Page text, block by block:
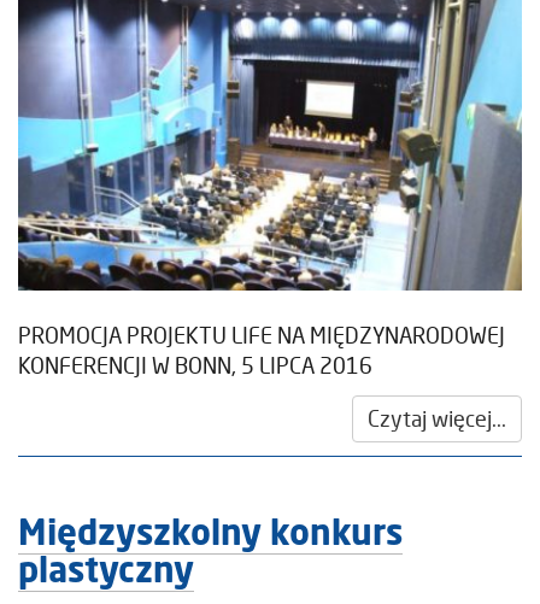
PROMOCJA PROJEKTU LIFE NA MIĘDZYNARODOWEJ
KONFERENCJI W BONN, 5 LIPCA 2016
Czytaj więcej...
Międzyszkolny konkurs
plastyczny